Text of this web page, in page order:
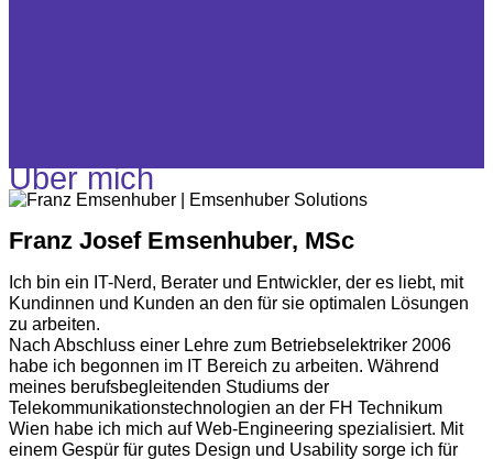
Über mich
Franz Josef Emsenhuber, MSc
Ich bin ein IT-Nerd, Berater und Entwickler, der es liebt, mit
Kundinnen und Kunden an den für sie optimalen Lösungen
zu arbeiten.
Nach Abschluss einer Lehre zum Betriebselektriker 2006
habe ich begonnen im IT Bereich zu arbeiten. Während
meines berufsbegleitenden Studiums der
Telekommunikationstechnologien an der FH Technikum
Wien habe ich mich auf Web-Engineering spezialisiert. Mit
einem Gespür für gutes Design und Usability sorge ich für